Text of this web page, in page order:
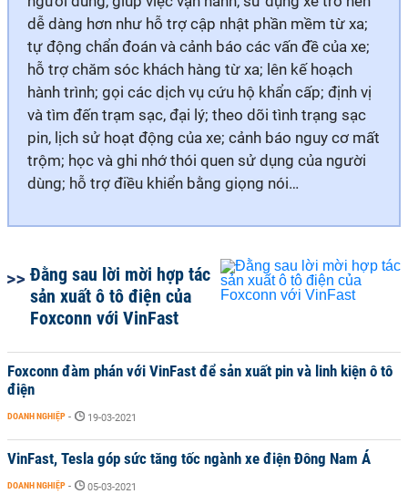
dễ dàng hơn như hỗ trợ cập nhật phần mềm từ xa;
tự động chẩn đoán và cảnh báo các vấn đề của xe;
hỗ trợ chăm sóc khách hàng từ xa; lên kế hoạch
hành trình; gọi các dịch vụ cứu hộ khẩn cấp; định vị
và tìm đến trạm sạc, đại lý; theo dõi tình trạng sạc
pin, lịch sử hoạt động của xe; cảnh báo nguy cơ mất
trộm; học và ghi nhớ thói quen sử dụng của người
dùng; hỗ trợ điều khiển bằng giọng nói…
Đằng sau lời mời hợp tác
sản xuất ô tô điện của
Foxconn với VinFast
Foxconn đàm phán với VinFast để sản xuất pin và linh kiện ô tô
điện
DOANH NGHIỆP - 19-03-2021
VinFast, Tesla góp sức tăng tốc ngành xe điện Đông Nam Á
DOANH NGHIỆP - 05-03-2021